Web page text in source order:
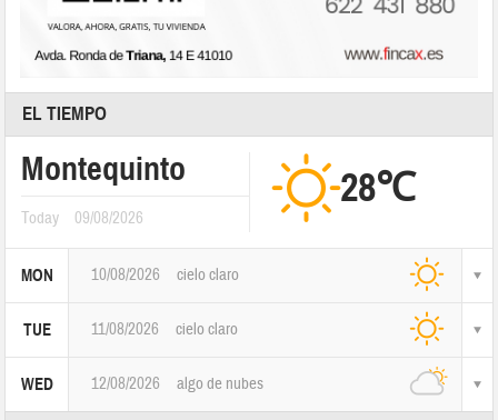
EL TIEMPO
Montequinto
Today 09/08/2026
28℃
MON 10/08/2026 cielo claro
TUE 11/08/2026 cielo claro
WED 12/08/2026 algo de nubes